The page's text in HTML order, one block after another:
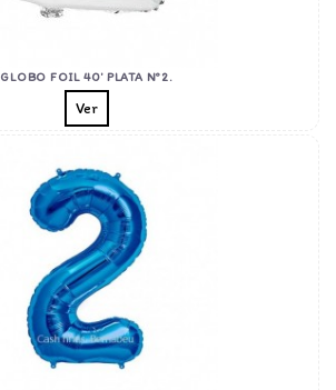
GLOBO FOIL 40' PLATA Nº2.
Ver